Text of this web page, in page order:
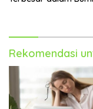
Rekomendasi